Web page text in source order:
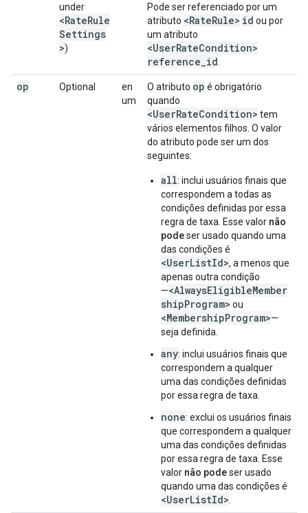
under
<RateRule
Settings
>)
Pode ser referenciado por um
atributo <RateRule> id ou por
um atributo
<UserRateCondition>
reference_id
op Optional
en
um
O atributo op é obrigatório
quando
<UserRateCondition> tem
vários elementos filhos. O valor
do atributo pode ser um dos
seguintes:
all: inclui usuários finais que
correspondem a todas as
condições definidas por essa
regra de taxa. Esse valor não
podeser usado quando uma
das condições é
<UserListId>, a menos que
apenas outra condição
—<AlwaysEligibleMember
shipProgram> ou
<MembershipProgram>—
seja definida.
any: inclui usuários finais que
correspondem a qualquer
uma das condições definidas
por essa regra de taxa.
none: exclui os usuários finais
que correspondem a qualquer
uma das condições definidas
por essa regra de taxa. Esse
valor não podeser usado
quando uma das condições é
<UserListId>